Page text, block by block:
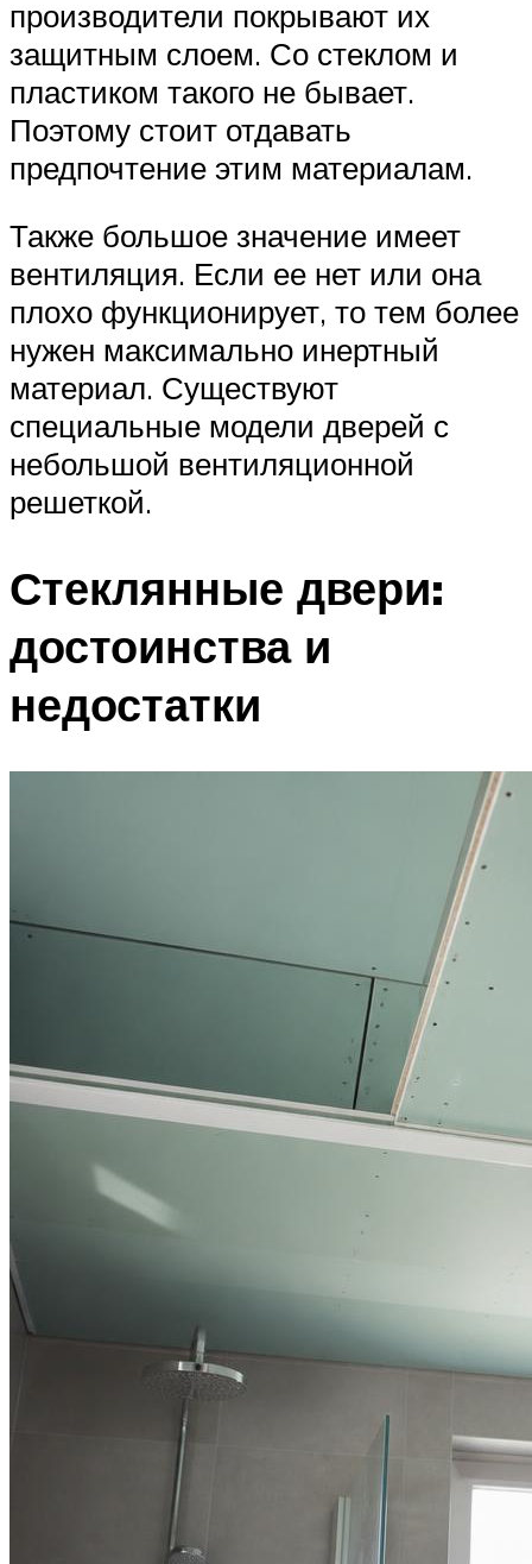
производители покрывают их
защитным слоем. Со стеклом и
пластиком такого не бывает.
Поэтому стоит отдавать
предпочтение этим материалам.
Также большое значение имеет
вентиляция. Если ее нет или она
плохо функционирует, то тем более
нужен максимально инертный
материал. Существуют
специальные модели дверей с
небольшой вентиляционной
решеткой.
Стеклянные двери:
достоинства и
недостатки